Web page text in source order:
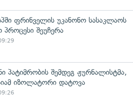
ფრინველის უკანონო სასაკლაოს
პროცესი შეუჩერა
პატიმრობის შემდეგ ჟურნალისტმა,
იზოლატორი დატოვა